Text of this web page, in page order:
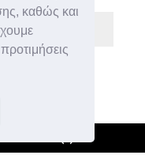
καθώς και